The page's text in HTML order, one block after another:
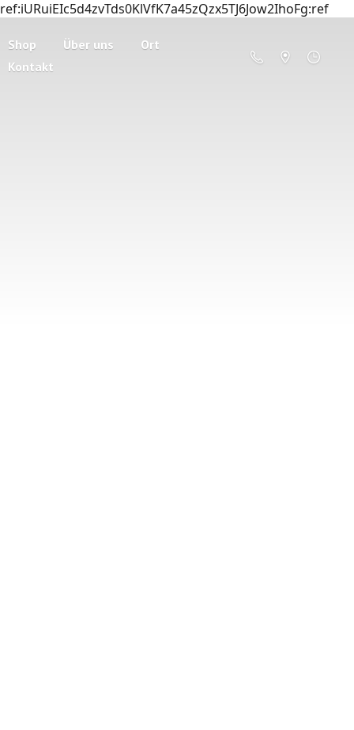
ref:iURuiEIc5d4zvTds0KlVfK7a45zQzx5TJ6Jow2IhoFg:ref
Shop Über uns
Ort
Kontakt